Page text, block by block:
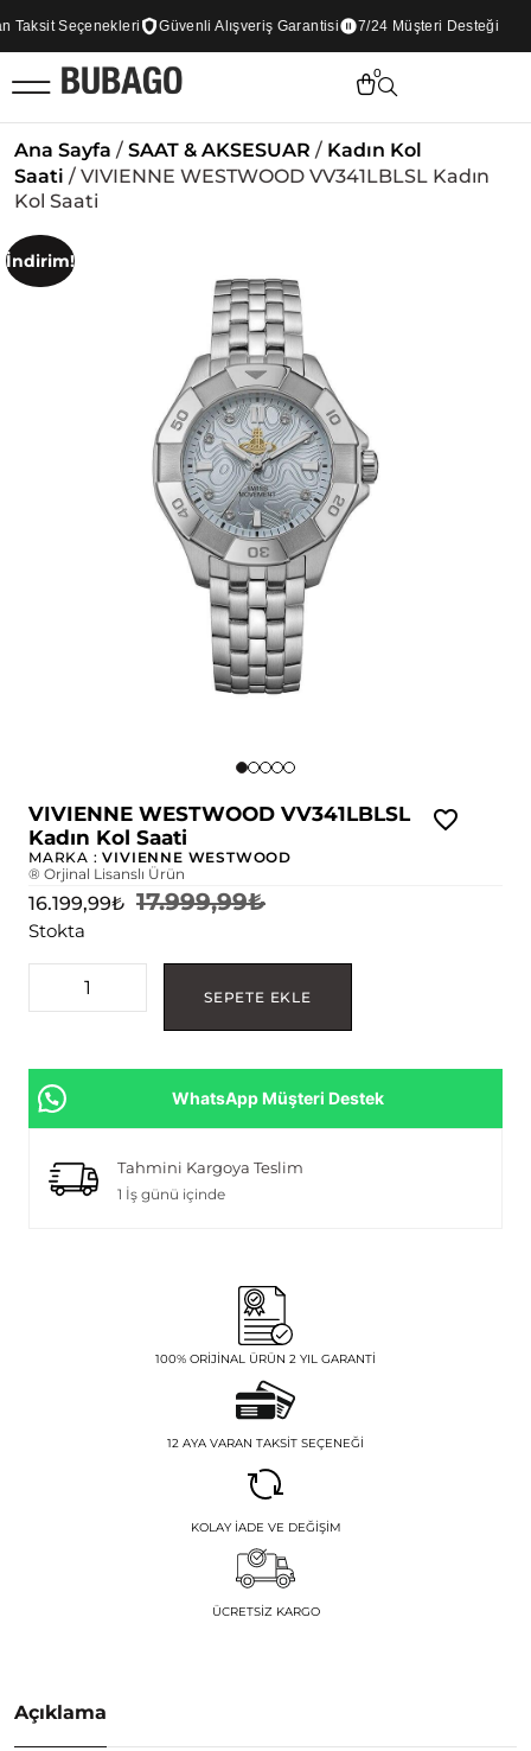
Seçenekleri Güvenli Alışveriş Garantisi 7/24 Müşteri Desteği
0
Ana Sayfa / SAAT & AKSESUAR / Kadın Kol
Saati / VIVIENNE WESTWOOD VV341LBLSL Kadın
Kol Saati
İndirim!
VIVIENNE WESTWOOD VV341LBLSL
Kadın Kol Saati
MARKA :VIVIENNE WESTWOOD
® Orjinal Lisanslı Ürün
17.999,99₺
16.199,99₺
Stokta
SEPETE EKLE
WhatsApp Müşteri Destek
Tahmini Kargoya Teslim
1 İş günü içinde
100% ORIJINAL ÜRÜN 2 YIL GARANTI
12 AYA VARAN TAKSIT SEÇENEĞI
KOLAY İADE VE DEĞIŞIM
ÜCRETSIZ KARGO
Açıklama